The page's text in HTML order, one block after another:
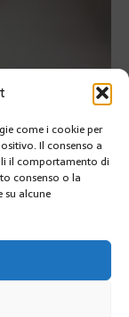
come i cookie per
Il consenso a
il comportamento di
consenso o la
su alcune